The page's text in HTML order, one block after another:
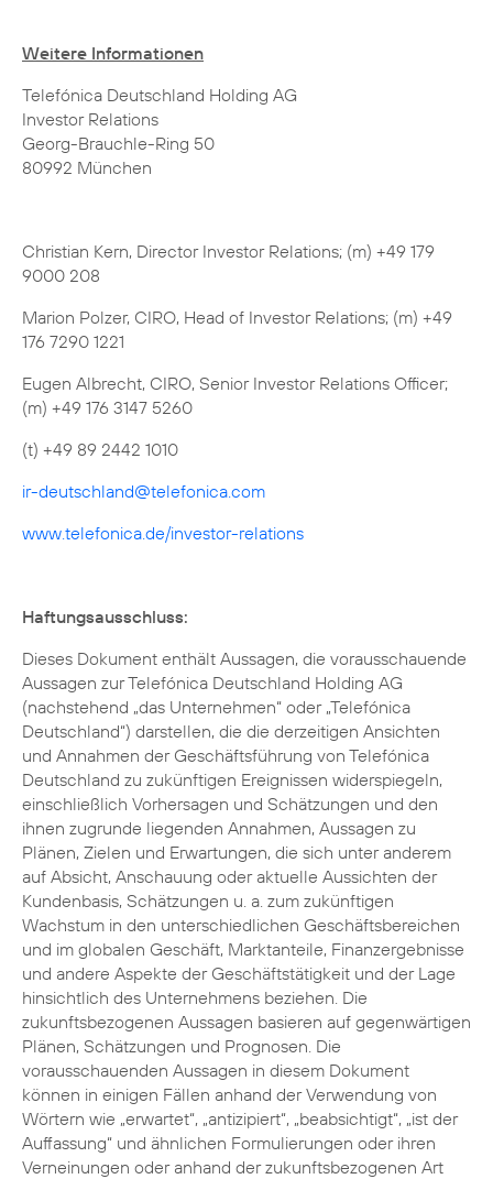
Weitere Informationen
Telefónica Deutschland Holding AG
Investor Relations
Georg-Brauchle-Ring 50
80992 München
Christian Kern, Director Investor Relations; (m) +49 179
9000 208
Marion Polzer, CIRO, Head of Investor Relations; (m) +49
176 7290 1221
Eugen Albrecht, CIRO, Senior Investor Relations Officer;
(m) +49 176 3147 5260
(t) +49 89 2442 1010
ir-deutschland@telefonica.com
www.telefonica.de/investor-relations
Haftungsausschluss:
Dieses Dokument enthält Aussagen, die vorausschauende
Aussagen zur Telefónica Deutschland Holding AG
(nachstehend „das Unternehmen“ oder „Telefónica
Deutschland“) darstellen, die die derzeitigen Ansichten
und Annahmen der Geschäftsführung von Telefónica
Deutschland zu zukünftigen Ereignissen widerspiegeln,
einschließlich Vorhersagen und Schätzungen und den
ihnen zugrunde liegenden Annahmen, Aussagen zu
Plänen, Zielen und Erwartungen, die sich unter anderem
auf Absicht, Anschauung oder aktuelle Aussichten der
Kundenbasis, Schätzungen u. a. zum zukünftigen
Wachstum in den unterschiedlichen Geschäftsbereichen
und im globalen Geschäft, Marktanteile, Finanzergebnisse
und andere Aspekte der Geschäftstätigkeit und der Lage
hinsichtlich des Unternehmens beziehen. Die
zukunftsbezogenen Aussagen basieren auf gegenwärtigen
Plänen, Schätzungen und Prognosen. Die
vorausschauenden Aussagen in diesem Dokument
können in einigen Fällen anhand der Verwendung von
Wörtern wie „erwartet“, „antizipiert“, „beabsichtigt“, „ist der
Auffassung“ und ähnlichen Formulierungen oder ihren
Verneinungen oder anhand der zukunftsbezogenen Art